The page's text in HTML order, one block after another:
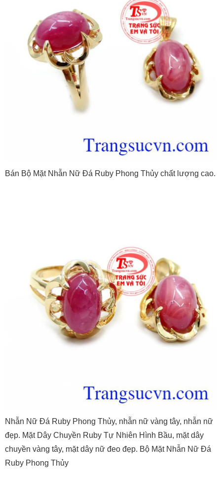
Bán Bộ Mặt Nhẫn Nữ Đá Ruby Phong Thủy chất lượng cao.
Nhẫn Nữ Đá Ruby Phong Thủy, nhẫn nữ vàng tây, nhẫn nữ
đẹp. Mặt Dây Chuyền Ruby Tự Nhiên Hình Bầu, mặt dây
chuyền vàng tây, mặt dây nữ đeo đẹp. Bộ Mặt Nhẫn Nữ Đá
Ruby Phong Thủy